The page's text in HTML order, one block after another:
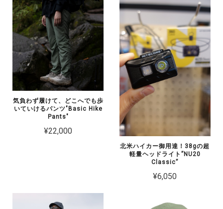
気負わず履けて、どこへでも歩
いていけるパンツ"Basic Hike
Pants"
¥22,000
北米ハイカー御用達！38gの超
軽量ヘッドライト”NU20
Classic”
¥6,050